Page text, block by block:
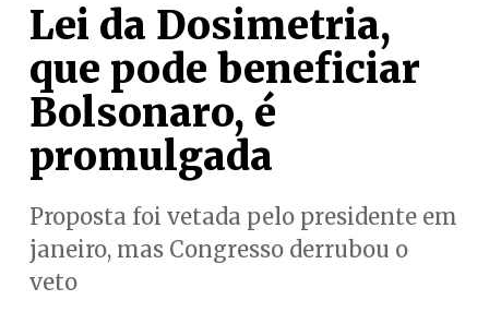
Lei da Dosimetria,
que pode beneficiar
Bolsonaro, é
promulgada
Proposta foi vetada pelo presidente em
janeiro, mas Congresso derrubou o
veto